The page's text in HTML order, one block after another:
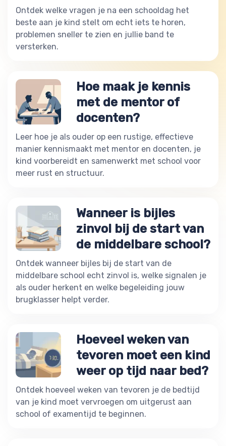
Ontdek welke vragen je na een schooldag het
beste aan je kind stelt om echt iets te horen,
problemen sneller te zien en jullie band te
versterken.
Hoe maak je kennis
met de mentor of
docenten?
Leer hoe je als ouder op een rustige, effectieve
manier kennismaakt met mentor en docenten, je
kind voorbereidt en samenwerkt met school voor
meer rust en structuur.
Wanneer is bijles
zinvol bij de start van
de middelbare school?
Ontdek wanneer bijles bij de start van de
middelbare school echt zinvol is, welke signalen je
als ouder herkent en welke begeleiding jouw
brugklasser helpt verder.
Hoeveel weken van
tevoren moet een kind
weer op tijd naar bed?
Ontdek hoeveel weken van tevoren je de bedtijd
van je kind moet vervroegen om uitgerust aan
school of examentijd te beginnen.